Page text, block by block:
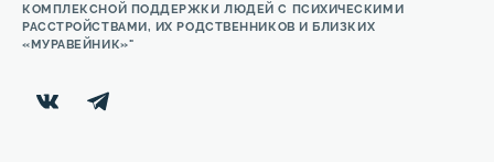
КОМПЛЕКСНОЙ ПОДДЕРЖКИ ЛЮДЕЙ С ПСИХИЧЕСКИМИ
РАССТРОЙСТВАМИ, ИХ РОДСТВЕННИКОВ И БЛИЗКИХ
«МУРАВЕЙНИК»"